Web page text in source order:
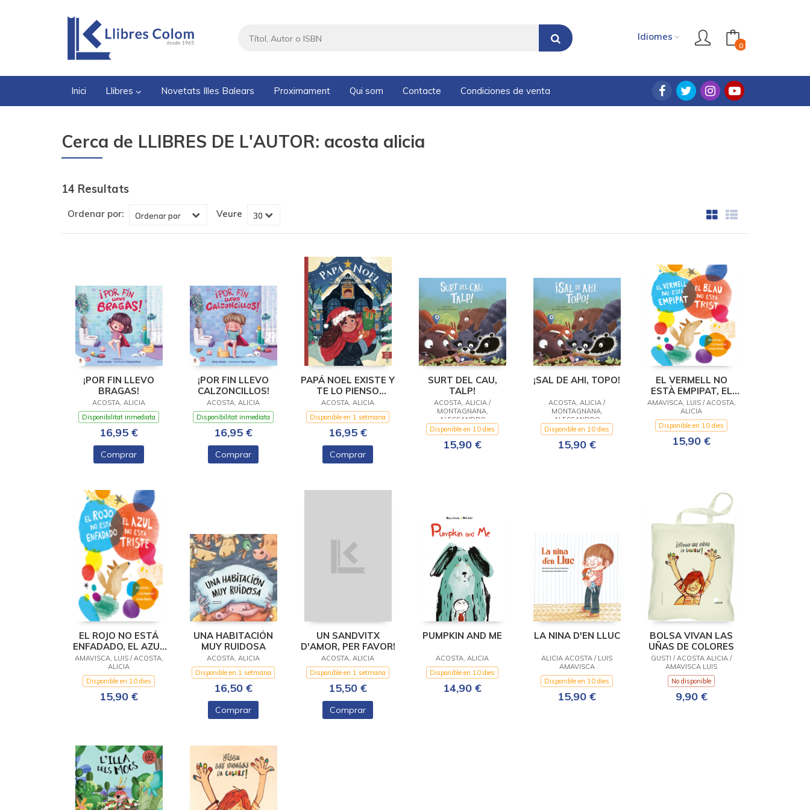
Idiomes
0
Inici Llibres Novetats Illes Balears Proximament Qui som Contacte Condiciones de venta
Cerca de LLIBRES DE L'AUTOR: acosta alicia
14 Resultats
Ordenar por: Veure
¡POR FIN LLEVO
BRAGAS!
ACOSTA, ALICIA
Disponibilitat inmediata
16,95 €
Comprar
¡POR FIN LLEVO
CALZONCILLOS!
ACOSTA, ALICIA
Disponibilitat inmediata
16,95 €
Comprar
PAPÁ NOEL EXISTE Y
TE LO PIENSO
DEMOSTRAR
ACOSTA, ALICIA
Disponible en 1 setmana
16,95 €
Comprar
SURT DEL CAU,
TALP!
ACOSTA, ALICIA /
MONTAGNANA,
ALESSANDRO
Disponible en 10 dies
15,90 €
¡SAL DE AHI, TOPO!
ACOSTA, ALICIA /
MONTAGNANA,
ALESSANDRO
Disponible en 10 dies
15,90 €
EL VERMELL NO
ESTÀ EMPIPAT, EL
BLAU NO ESTÀ
TRIST
AMAVISCA, LUIS / ACOSTA,
ALICIA
Disponible en 10 dies
15,90 €
EL ROJO NO ESTÁ
ENFADADO, EL AZUL
NO ESTÁ TRISTE
AMAVISCA, LUIS / ACOSTA,
ALICIA
Disponible en 10 dies
15,90 €
UNA HABITACIÓN
MUY RUIDOSA
ACOSTA, ALICIA
Disponible en 1 setmana
16,50 €
Comprar
UN SANDVITX
D'AMOR, PER FAVOR!
ACOSTA, ALICIA
Disponible en 1 setmana
15,50 €
Comprar
PUMPKIN AND ME
ACOSTA, ALICIA
Disponible en 10 dies
14,90 €
LA NINA D'EN LLUC
ALICIA ACOSTA / LUIS
AMAVISCA
Disponible en 10 dies
15,90 €
BOLSA VIVAN LAS
UÑAS DE COLORES
GUSTI / ACOSTA ALICIA /
AMAVISCA LUIS
No disponible
9,90 €